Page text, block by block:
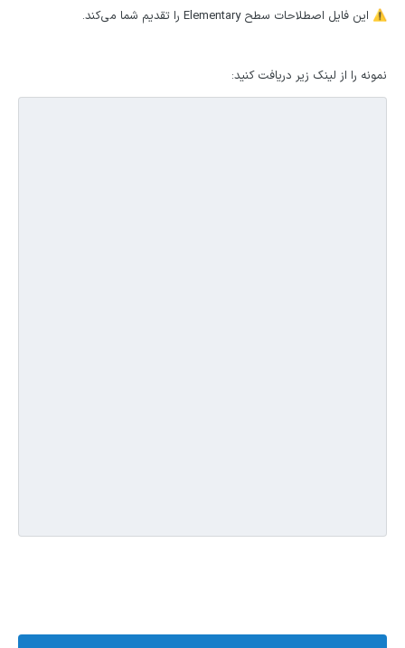
⚠️ این فایل اصطلاحات سطح Elementary را تقدیم شما می‌کند.
نمونه را از لینک زیر دریافت کنید: